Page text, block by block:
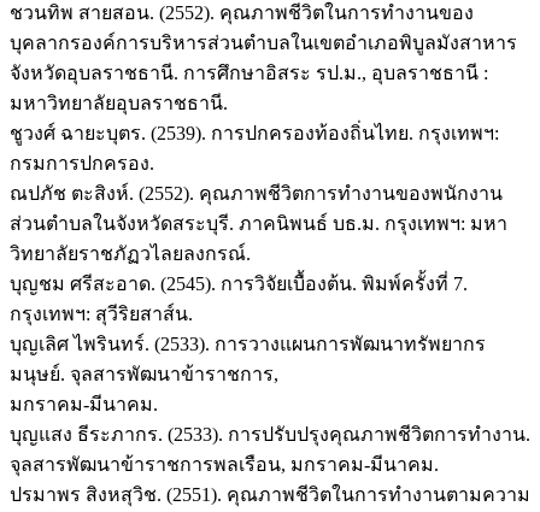
ชวนทิพ สายสอน. (2552). คุณภาพชีวิตในการทำงานของ
บุคลากรองค์การบริหารส่วนตำบลในเขตอำเภอพิบูลมังสาหาร
จังหวัดอุบลราชธานี. การศึกษาอิสระ รป.ม., อุบลราชธานี :
มหาวิทยาลัยอุบลราชธานี.
ชูวงศ์ ฉายะบุตร. (2539). การปกครองท้องถิ่นไทย. กรุงเทพฯ:
กรมการปกครอง.
ณปภัช ตะสิงห์. (2552). คุณภาพชีวิตการทำงานของพนักงาน
ส่วนตำบลในจังหวัดสระบุรี. ภาคนิพนธ์ บธ.ม. กรุงเทพฯ: มหา
วิทยาลัยราชภัฏวไลยลงกรณ์.
บุญชม ศรีสะอาด. (2545). การวิจัยเบื้องต้น. พิมพ์ครั้งที่ 7.
กรุงเทพฯ: สุวีริยสาส์น.
บุญเลิศ ไพรินทร์. (2533). การวางแผนการพัฒนาทรัพยากร
มนุษย์. จุลสารพัฒนาข้าราชการ,
มกราคม-มีนาคม.
บุญแสง ธีระภากร. (2533). การปรับปรุงคุณภาพชีวิตการทำงาน.
จุลสารพัฒนาข้าราชการพลเรือน, มกราคม-มีนาคม.
ปรมาพร สิงหสุวิช. (2551). คุณภาพชีวิตในการทำงานตามความ